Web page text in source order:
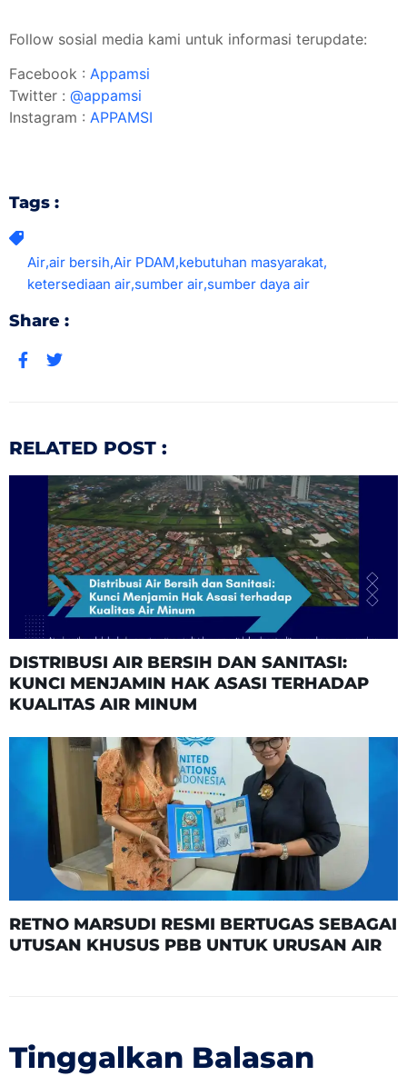
Follow sosial media kami untuk informasi terupdate:
Facebook : Appamsi
Twitter : @appamsi
Instagram : APPAMSI
Tags :
Air,air bersih,Air PDAM,kebutuhan masyarakat,
ketersediaan air,sumber air,sumber daya air
Share :
RELATED POST :
DISTRIBUSI AIR BERSIH DAN SANITASI:
KUNCI MENJAMIN HAK ASASI TERHADAP
KUALITAS AIR MINUM
RETNO MARSUDI RESMI BERTUGAS SEBAGAI
UTUSAN KHUSUS PBB UNTUK URUSAN AIR
Tinggalkan Balasan